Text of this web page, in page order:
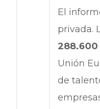
El
privada.
288.600
Unión
de